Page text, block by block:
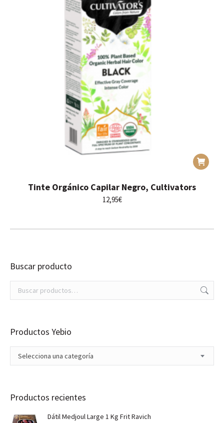
Tinte Orgánico Capilar Negro, Cultivators
12,95€
Buscar producto
Productos Yebio
Selecciona una categoría
Productos recientes
Dátil Medjoul Large 1 Kg Frit Ravich